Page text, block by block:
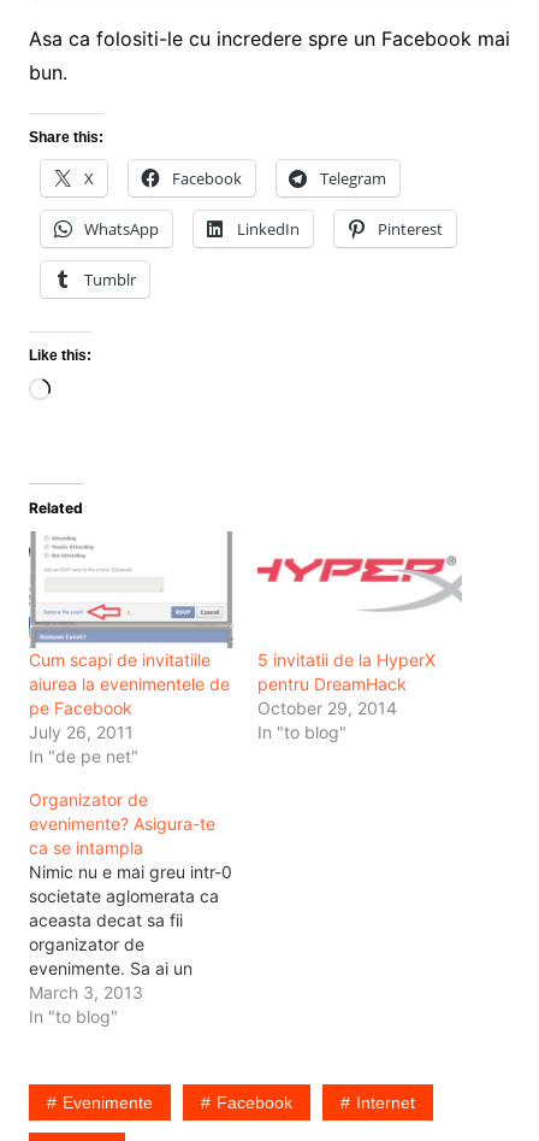
Asa ca folositi-le cu incredere spre un Facebook mai
bun.
Share this:
X Facebook Telegram
WhatsApp LinkedIn Pinterest
Tumblr
Like this:
Loading…
Related
Cum scapi de invitatiile
aiurea la evenimentele de
pe Facebook
July 26, 2011
In "de pe net"
5 invitatii de la HyperX
pentru DreamHack
October 29, 2014
In "to blog"
Organizator de
evenimente? Asigura-te
ca se intampla
Nimic nu e mai greu intr-0
societate aglomerata ca
aceasta decat sa fii
organizator de
evenimente. Sa ai un
eveniment care are loc
intr-un anumit loc, la o
loc si ca totul merge ca
pe roate. Dar de…
March 3, 2013
In "to blog"
Evenimente Facebook Internet